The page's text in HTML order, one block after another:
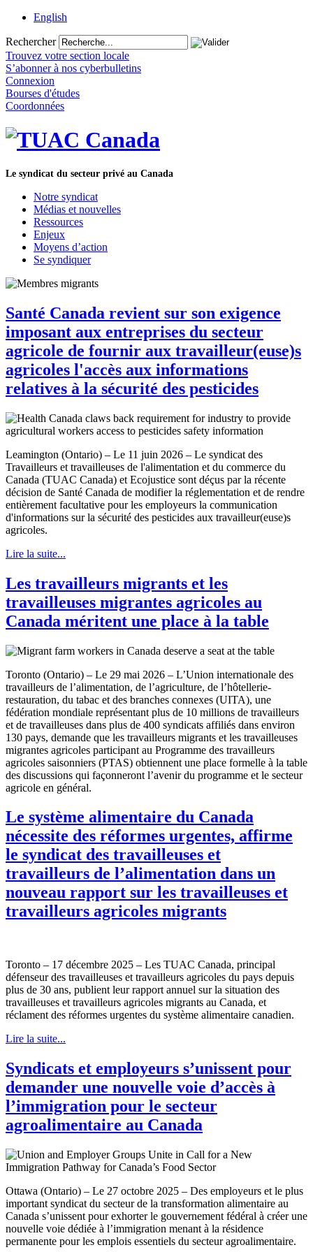
English
Rechercher
Trouvez votre section locale
S’abonner à nos cyberbulletins
Connexion
Bourses d'études
Coordonnées
Le syndicat du secteur privé au Canada
Notre syndicat
Médias et nouvelles
Ressources
Enjeux
Moyens d’action
Se syndiquer
Santé Canada revient sur son exigence
imposant aux entreprises du secteur
agricole de fournir aux travailleur(euse)s
agricoles l'accès aux informations
relatives à la sécurité des pesticides
Leamington (Ontario) – Le 11 juin 2026 – Le syndicat des
Travailleurs et travailleuses de l'alimentation et du commerce du
Canada (TUAC Canada) et Ecojustice sont déçus par la récente
décision de Santé Canada de modifier la réglementation et de rendre
entièrement facultative pour les employeurs la communication
d'informations sur la sécurité des pesticides aux travailleur(euse)s
agricoles.
Lire la suite...
Les travailleurs migrants et les
travailleuses migrantes agricoles au
Canada méritent une place à la table
Toronto (Ontario) – Le 29 mai 2026 – L’Union internationale des
travailleurs de l’alimentation, de l’agriculture, de l’hôtellerie-
restauration, du tabac et des branches connexes (UITA), une
fédération mondiale représentant plus de 10 millions de travailleurs
et de travailleuses dans plus de 400 syndicats affiliés dans environ
130 pays, demande que les travailleurs migrants et les travailleuses
migrantes agricoles participant au Programme des travailleurs
agricoles saisonniers (PTAS) obtiennent une place formelle à la table
des discussions qui façonneront l’avenir du programme et le secteur
agricole en général.
Le système alimentaire du Canada
nécessite des réformes urgentes, affirme
le syndicat des travailleuses et
travailleurs de l’alimentation dans un
nouveau rapport sur les travailleuses et
travailleurs agricoles migrants
Toronto – 17 décembre 2025 – Les TUAC Canada, principal
défenseur des travailleuses et travailleurs agricoles du pays depuis
plus de 30 ans, publient leur rapport annuel sur la situation des
travailleuses et travailleurs agricoles migrants au Canada, et
réclament des réformes urgentes du système alimentaire canadien.
Lire la suite...
Syndicats et employeurs s’unissent pour
demander une nouvelle voie d’accès à
l’immigration pour le secteur
agroalimentaire au Canada
Ottawa (Ontario) – Le 27 octobre 2025 – Des employeurs et le plus
important syndicat du secteur de la transformation alimentaire au
Canada s’unissent pour exhorter le gouvernement fédéral à créer une
nouvelle voie dédiée à l’immigration menant à la résidence
permanente pour les emplois essentiels du secteur agroalimentaire.